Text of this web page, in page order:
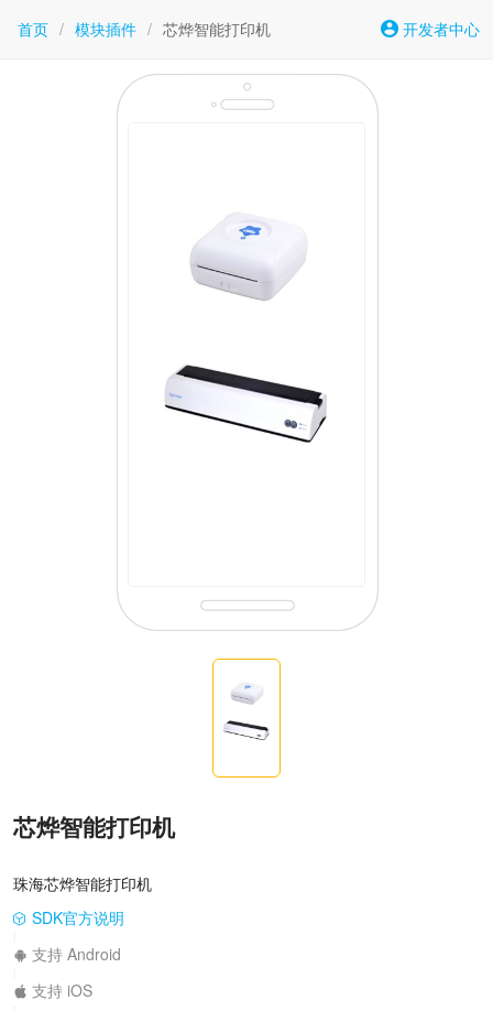
首页 / 模块插件 / 芯烨智能打印机 开发者中心
芯烨智能打印机
珠海芯烨智能打印机
SDK官方说明
支持 Android
支持 iOS